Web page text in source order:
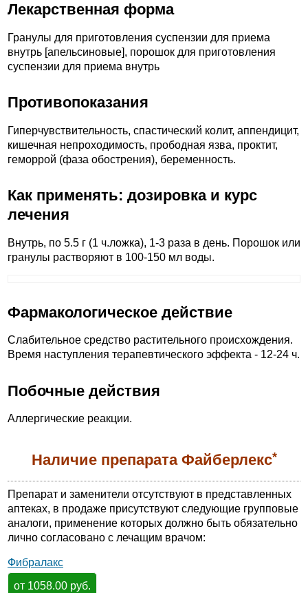
Лекарственная форма
Гранулы для приготовления суспензии для приема
внутрь [апельсиновые], порошок для приготовления
суспензии для приема внутрь
Противопоказания
Гиперчувствительность, спастический колит, аппендицит,
кишечная непроходимость, прободная язва, проктит,
геморрой (фаза обострения), беременность.
Как применять: дозировка и курс
лечения
Внутрь, по 5.5 г (1 ч.ложка), 1-3 раза в день. Порошок или
гранулы растворяют в 100-150 мл воды.
Фармакологическое действие
Слабительное средство растительного происхождения.
Время наступления терапевтического эффекта - 12-24 ч.
Побочные действия
Аллергические реакции.
Наличие препарата Файберлекс*
Препарат и заменители отсутствуют в представленных
аптеках, в продаже присутствуют следующие групповые
аналоги, применение которых должно быть обязательно
лично согласовано с лечащим врачом:
Фибралакс
от 1058.00 руб.